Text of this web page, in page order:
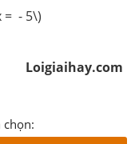
= - 5\)
Loigiaihay.com
chọn: